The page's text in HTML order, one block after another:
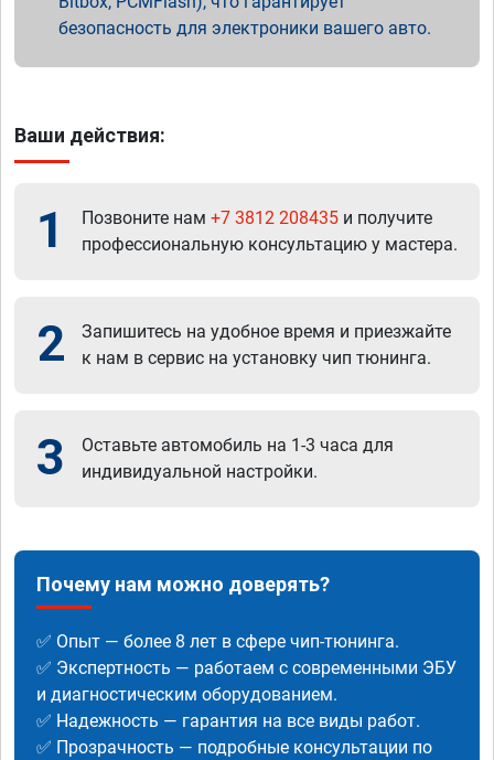
безопасность для электроники вашего авто.
Ваши действия:
1 Позвоните нам +7 3812 208435 и получите
профессиональную консультацию у мастера.
2
Запишитесь на удобное время и приезжайте
к нам в сервис на установку чип тюнинга.
3
Оставьте автомобиль на 1-3 часа для
индивидуальной настройки.
Почему нам можно доверять?
✅ Опыт — более 8 лет в сфере чип-тюнинга.
✅ Экспертность — работаем с современными ЭБУ
и диагностическим оборудованием.
✅ Надежность — гарантия на все виды работ.
✅ Прозрачность — подробные консультации по